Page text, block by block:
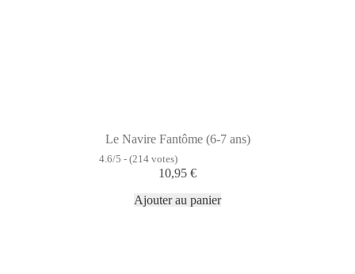
Le Navire Fantôme (6-7 ans)
4.6/5 - (214 votes)
10,95 €
Ajouter au panier